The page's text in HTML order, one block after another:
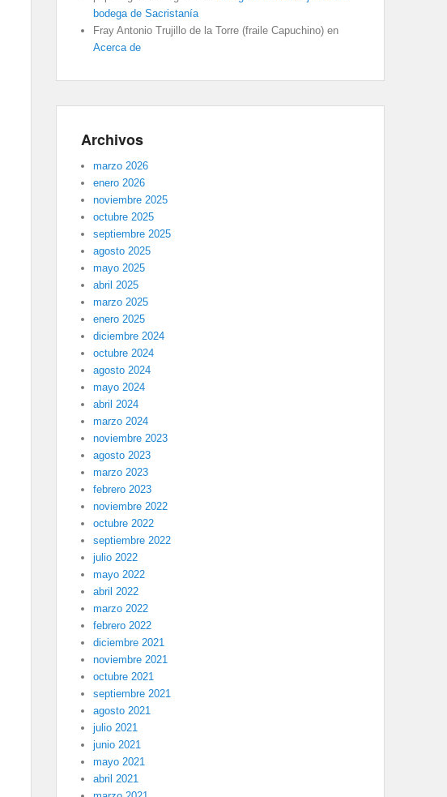
bodega de Sacristanía
Fray Antonio Trujillo de la Torre (fraile Capuchino) en
Acerca de
Archivos
marzo 2026
enero 2026
noviembre 2025
octubre 2025
septiembre 2025
agosto 2025
mayo 2025
abril 2025
marzo 2025
enero 2025
diciembre 2024
octubre 2024
agosto 2024
mayo 2024
abril 2024
marzo 2024
noviembre 2023
agosto 2023
marzo 2023
febrero 2023
noviembre 2022
octubre 2022
septiembre 2022
julio 2022
mayo 2022
abril 2022
marzo 2022
febrero 2022
diciembre 2021
noviembre 2021
octubre 2021
septiembre 2021
agosto 2021
julio 2021
junio 2021
mayo 2021
abril 2021